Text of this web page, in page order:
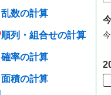
乱数の計算
順列・組合せの計算
確率の計算
面積の計算